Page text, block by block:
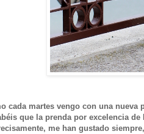
cada martes vengo con una nueva
que la prenda por excelencia
me han gustado